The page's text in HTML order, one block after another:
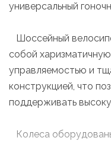
универсальный
Шоссейный
собой
управляемостью и
конструкцией, что
поддерживать
Колеса